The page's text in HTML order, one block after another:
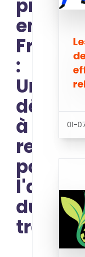
en
France
:
Un
défi
à
relever
pour
l'avenir
du
travail
01-